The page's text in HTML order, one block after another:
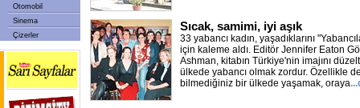
Otomobil
Sinema
Çizerler
Sıcak, samimi, iyi aşık
33 yabancı kadın, yaşadıklarını
için kaleme aldı. Editör Jennifer Eaton
Ashman, kitabın Türkiye'nin imajını
ülkede yabancı olmak zordur. Özellikle
bilmediğiniz bir ülkede yaşamak, oraya